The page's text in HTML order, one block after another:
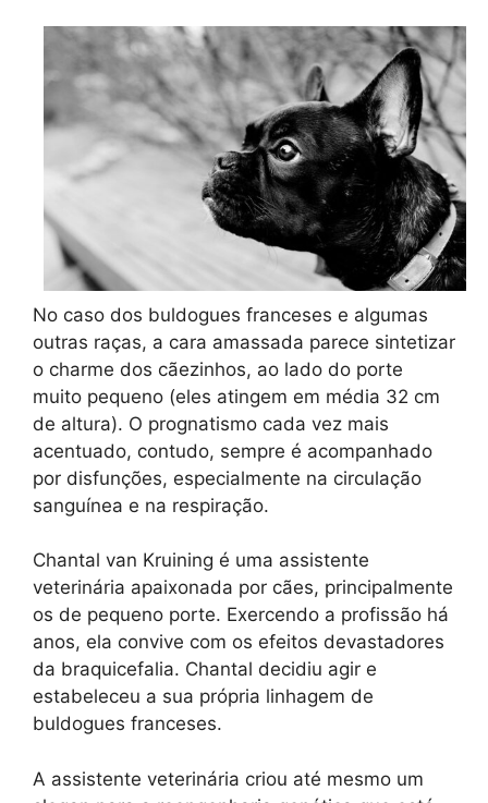
No caso dos buldogues franceses e algumas
outras raças, a cara amassada parece sintetizar
o charme dos cãezinhos, ao lado do porte
muito pequeno (eles atingem em média 32 cm
de altura). O prognatismo cada vez mais
acentuado, contudo, sempre é acompanhado
por disfunções, especialmente na circulação
sanguínea e na respiração.
Chantal van Kruining é uma assistente
veterinária apaixonada por cães, principalmente
os de pequeno porte. Exercendo a profissão há
anos, ela convive com os efeitos devastadores
da braquicefalia. Chantal decidiu agir e
estabeleceu a sua própria linhagem de
buldogues franceses.
A assistente veterinária criou até mesmo um